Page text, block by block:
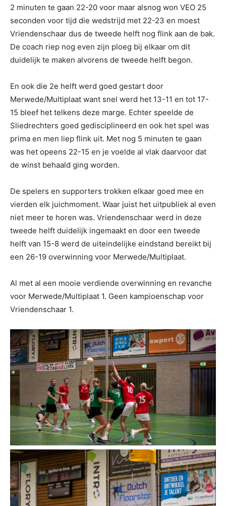
2 minuten te gaan 22-20 voor maar alsnog won VEO 25
seconden voor tijd die wedstrijd met 22-23 en moest
Vriendenschaar dus de tweede helft nog flink aan de bak.
De coach riep nog even zijn ploeg bij elkaar om dit
duidelijk te maken alvorens de tweede helft begon.
En ook die 2e helft werd goed gestart door
Merwede/Multiplaat want snel werd het 13-11 en tot 17-
15 bleef het telkens deze marge. Echter speelde de
Sliedrechters goed gedisciplineerd en ook het spel was
prima en men liep flink uit. Met nog 5 minuten te gaan
was het opeens 22-15 en je voelde al vlak daarvoor dat
de winst behaald ging worden.
De spelers en supporters trokken elkaar goed mee en
vierden elk juichmoment. Waar juist het uitpubliek al even
niet meer te horen was. Vriendenschaar werd in deze
tweede helft duidelijk ingemaakt en door een tweede
helft van 15-8 werd de uiteindelijke eindstand bereikt bij
een 26-19 overwinning voor Merwede/Multiplaat.
Al met al een mooie verdiende overwinning en revanche
voor Merwede/Multiplaat 1. Geen kampioenschap voor
Vriendenschaar 1.